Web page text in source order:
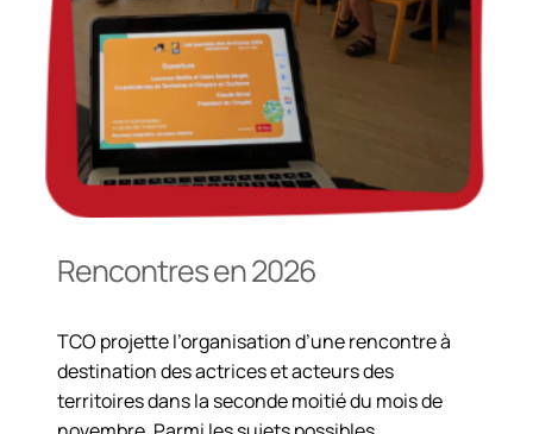
Rencontres en 2026
TCO projette l’organisation d’une rencontre à
destination des actrices et acteurs des
territoires dans la seconde moitié du mois de